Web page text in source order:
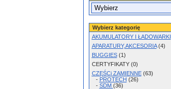
Wybierz kategorię
AKUMULATORY I ŁADOWARKI
APARATURY,AKCESORIA(4)
BUGGIES(1)
CERTYFIKATY (0)
CZĘŚCi ZAMIENNE(63)
- PROTECH (26)
- SDM (36)